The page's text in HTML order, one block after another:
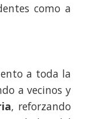
como a
a toda la
a vecinos y
, reforzando